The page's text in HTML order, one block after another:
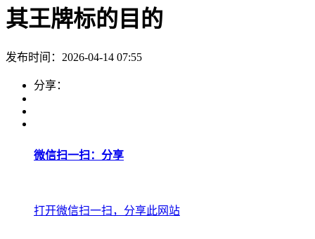
其王牌标的目的
发布时间：2026-04-14 07:55
分享：
微信扫一扫：分享
打开微信扫一扫，分享此网站